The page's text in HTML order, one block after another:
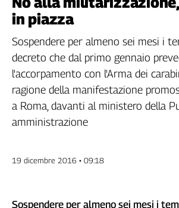
Filcams
Filctem
Fillea
Filt
Fiom
Flai
Slc
in piazza
Sospendere per almeno sei mesi i
decreto che dal primo gennaio
l'accorpamento con l'Arma dei
ragione della manifestazione
a Roma, davanti al ministero della
amministrazione
19 dicembre 2016 • 09:18
Sospendere per almeno sei mesi i